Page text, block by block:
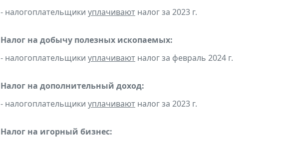
- налогоплательщики уплачивают налог за 2023 г.
Налог на добычу полезных ископаемых:
- налогоплательщики уплачивают налог за февраль 2024 г.
Налог на дополнительный доход:
- налогоплательщики уплачивают налог за 2023 г.
Налог на игорный бизнес: